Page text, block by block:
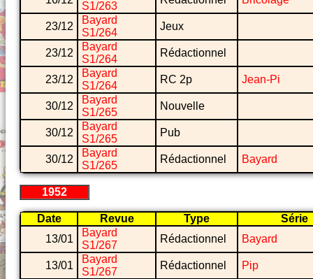
S1/263
23/12
Bayard
S1/264
Jeux
23/12
Bayard
S1/264
Rédactionnel
23/12
Bayard
S1/264
RC 2p Jean-Pi
30/12
Bayard
S1/265
Nouvelle
30/12
Bayard
S1/265
Pub
30/12
Bayard
S1/265
Rédactionnel Bayard
1952
Date Revue Type
Série
13/01
Bayard
S1/267
Rédactionnel Bayard
13/01
Bayard
S1/267
Rédactionnel Pip